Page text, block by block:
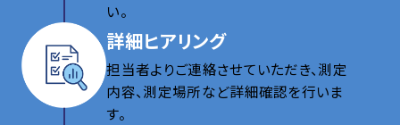
い。
詳細ヒアリング
担当者よりご連絡させていただき、測定
内容、測定場所など詳細確認を行いま
す。